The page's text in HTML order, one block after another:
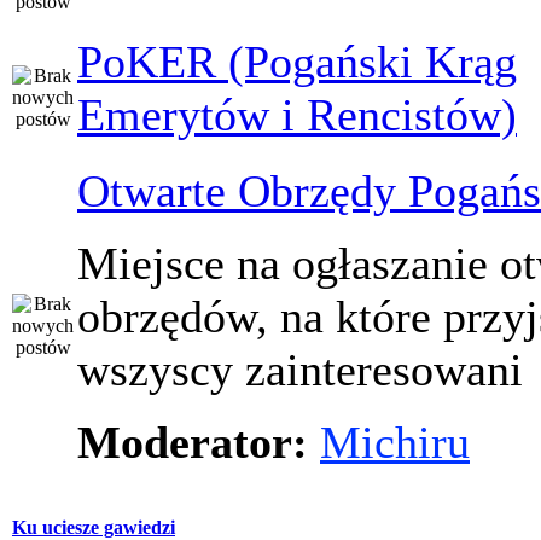
PoKER (Pogański Krąg
Emerytów i Rencistów)
Otwarte Obrzędy
Miejsce na ogłaszanie
obrzędów, na które
wszyscy zainteresowani
Moderator: Michiru
Ku uciesze gawiedzi